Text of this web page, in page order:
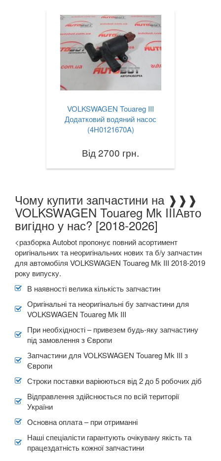
Touareg I (7LA)
Touareg II (7P5)
Touareg III
Touran I (1T1, 1T2)
Touran II (1T3)
Tiguan I (5N)
VOLVO keyboard_arrow_down
В наявності!
VOLKSWAGEN Touareg III
Додатковий водяний насос
(4H0121670A)
Від 2700 грн.
Чому купити запчастини на ❱❱❱
VOLKSWAGEN Touareg Mk IIIАвто
вигідно у нас? [2018-2026]
<разборка Autobot пропонує повний асортимент
оригінальних та неоригінальних нових та б/у запчастин
для автомобіля VOLKSWAGEN Touareg Mk III 2018-2019
року випуску.
В наявності велика кількість запчастин
Оригінальні та неоригінальні бу запчастини для
VOLKSWAGEN Touareg Mk III
При необхідності – привезем будь-яку запчастину
під замовлення з Європи
Запчастини для VOLKSWAGEN Touareg Mk III з
Європи
Строки поставки варіюються від 2 до 5 робочих діб
Відправлення здійснюється по всій території
України
Основна оплата – при отриманні
Наші спеціалісти гарантують очікувану якість та
працездатність кожної запчастини